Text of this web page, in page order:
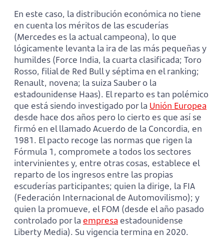
En este caso, la distribución económica no tiene
en cuenta los méritos de las escuderías
(Mercedes es la actual campeona), lo que
lógicamente levanta la ira de las más pequeñas y
humildes (Force India, la cuarta clasificada; Toro
Rosso, filial de Red Bull y séptima en el ranking;
Renault, novena; la suiza Sauber o la
estadounidense Haas). El reparto es tan polémico
que está siendo investigado por la Unión Europea
desde hace dos años pero lo cierto es que así se
firmó en el llamado Acuerdo de la Concordia, en
1981. El pacto recoge las normas que rigen la
Fórmula 1, compromete a todos los sectores
intervinientes y, entre otras cosas, establece el
reparto de los ingresos entre las propias
escuderías participantes; quien la dirige, la FIA
(Federación Internacional de Automovilismo); y
quien la promueve, el FOM (desde el año pasado
controlado por la empresa estadounidense
Liberty Media). Su vigencia termina en 2020.